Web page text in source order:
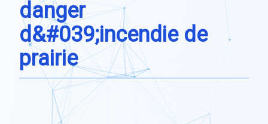
danger
d&#039;incendie de
prairie